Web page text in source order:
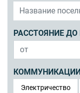
РАССТОЯНИЕ
КОММУНИКАЦИИ
Электричество